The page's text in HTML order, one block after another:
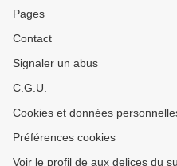
Pages
Contact
Signaler un abus
C.G.U.
Cookies et données
Préférences cookies
Voir le profil de aux delices du